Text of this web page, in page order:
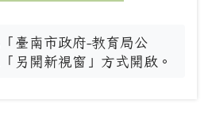
臺南市政府-教育局公
另開新視窗」方式開啟。